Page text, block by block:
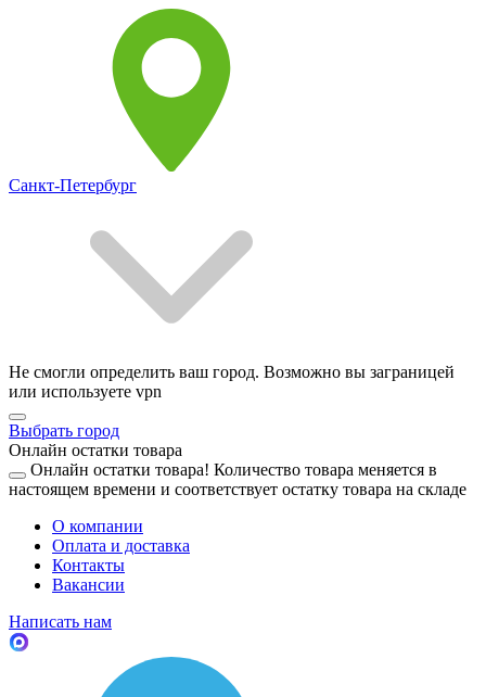
Санкт-Петербург
Не смогли определить ваш город. Возможно вы заграницей
или используете vpn
Выбрать город
Онлайн остатки товара
Онлайн остатки товара! Количество товара меняется в
настоящем времени и соответствует остатку товара на складе
О компании
Оплата и доставка
Контакты
Вакансии
Написать нам